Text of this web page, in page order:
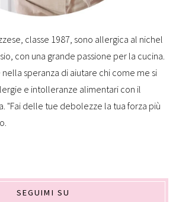
classe 1987, sono allergica al nichel
con una grande passione per la cucina.
nella speranza di aiutare chi come me si
e intolleranze alimentari con il
"Fai delle tue debolezze la tua forza più
SEGUIMI SU